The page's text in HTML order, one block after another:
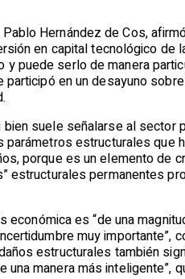
Hernández de Cos,
en capital tecnológico de
puede serlo de manera
en un desayuno
suele señalarse al sector
parámetros estructurales
porque es un elemento de
estructurales permanentes
económica es “de una
muy
estructurales también
una manera más inteligente”,